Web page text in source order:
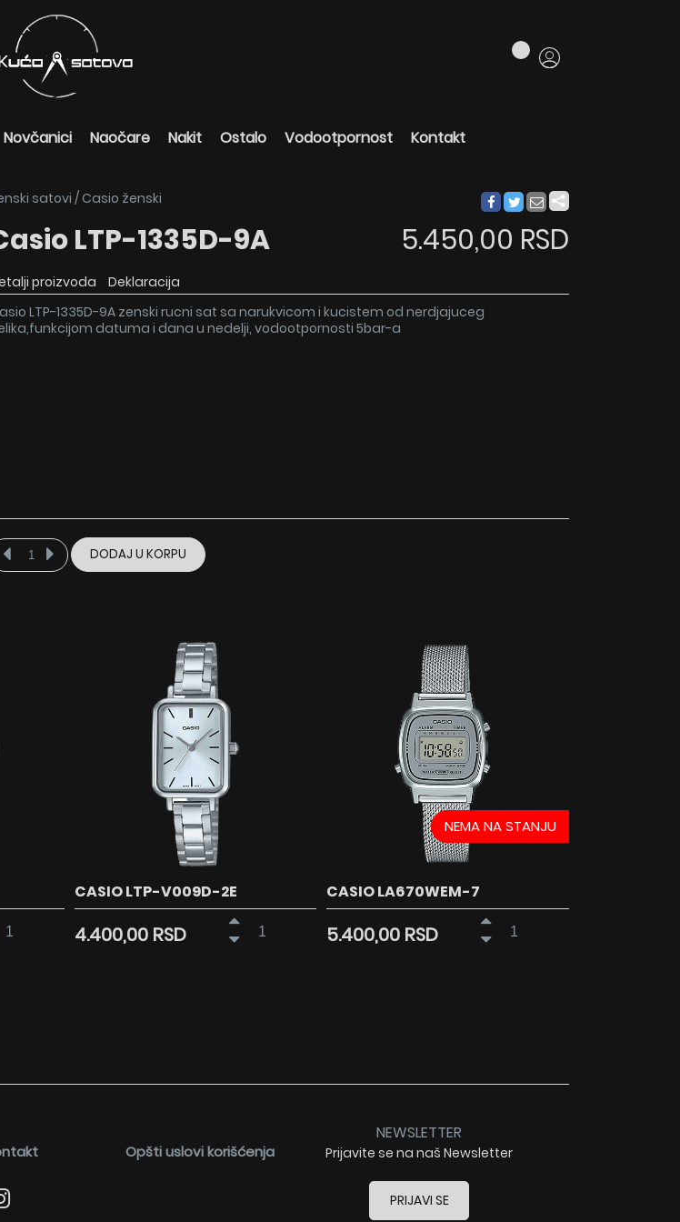
Novčanici Naočare Nakit Ostalo Vodootpornost Kontakt
satovi /Casio ženski
LTP-1335D-9A 5.450,00 RSD
proizvoda
Deklaracija
LTP-1335D-9A zenski rucni sat sa narukvicom i kucistem od nerdjajuceg
datuma i dana u nedelji, vodootpornosti 5bar-a
DODAJ U KORPU
CASIO LTP-V009D-2E
4.400,00 RSD
NEMA NA STANJU
CASIO LA670WEM-7
5.400,00 RSD
Opšti uslovi korišćenja
NEWSLETTER
Prijavite se na naš Newsletter
PRIJAVI SE